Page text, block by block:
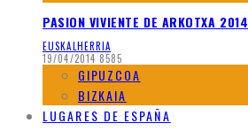
PASION VIVIENTE DE ARKOTXA 2014
EUSKALHERRIA
19/04/2014 8585
GIPUZCOA
BIZKAIA
LUGARES DE ESPAÑA